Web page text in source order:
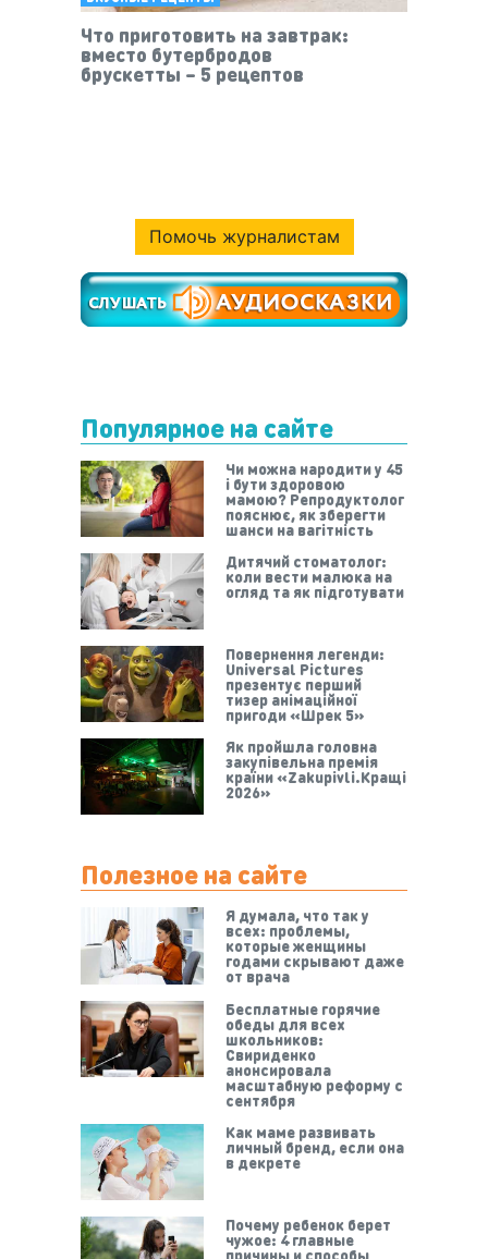
Что приготовить на завтрак:
вместо бутербродов
брускетты – 5 рецептов
Помочь журналистам
Популярное на сайте
Чи можна народити у 45
і бути здоровою
мамою? Репродуктолог
пояснює, як зберегти
шанси на вагітність
Дитячий стоматолог:
коли вести малюка на
огляд та як підготувати
Повернення легенди:
Universal Pictures
презентує перший
тизер анімаційної
пригоди «Шрек 5»
Як пройшла головна
закупівельна премія
країни «Zakupivli.Кращі
2026»
Полезное на сайте
Я думала, что так у
всех: проблемы,
которые женщины
годами скрывают даже
от врача
Бесплатные горячие
обеды для всех
школьников:
Свириденко
анонсировала
масштабную реформу с
сентября
Как маме развивать
личный бренд, если она
в декрете
Почему ребенок берет
чужое: 4 главные
причины и способы